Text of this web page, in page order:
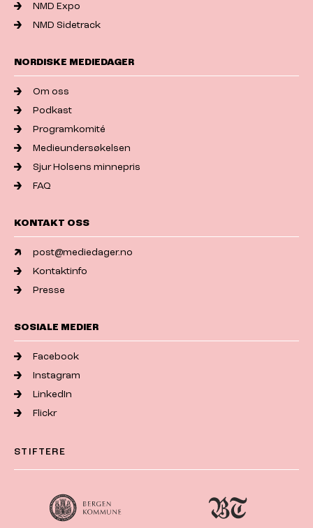
NMD Expo
NMD Sidetrack
NORDISKE MEDIEDAGER
Om oss
Podkast
Programkomité
Medieundersøkelsen
Sjur Holsens minnepris
FAQ
KONTAKT OSS
post@mediedager.no
Kontaktinfo
Presse
SOSIALE MEDIER
Facebook
Instagram
LinkedIn
Flickr
STIFTERE